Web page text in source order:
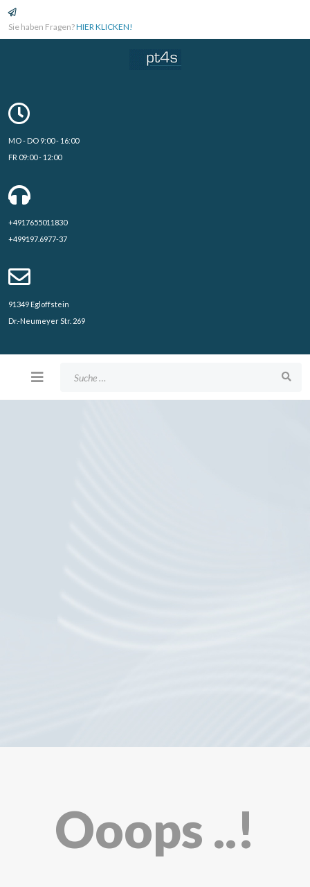
Sie haben Fragen?HIER KLICKEN!
MO - DO 9:00 - 16:00
FR 09:00 - 12:00
+4917655011830
+499197.6977-37
91349 Egloffstein
Dr.-Neumeyer Str. 269
Ooops ..!